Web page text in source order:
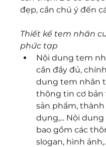
đẹp, cần chú ý đến
Thiết kế tem nhãn
phức tạp
Nội dung tem
cần đầy đủ,
dung tem nhãn
thông tin cơ bản
sản phẩm,
dụng,... Nội
bao gồm các
slogan, hình